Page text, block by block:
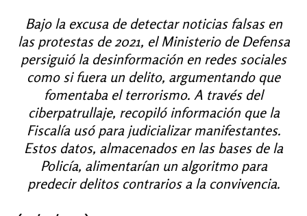
Bajo la excusa de detectar noticias falsas en
las protestas de 2021, el Ministerio de Defensa
persiguió la desinformación en redes sociales
como si fuera un delito, argumentando que
fomentaba el terrorismo. A través del
ciberpatrullaje, recopiló información que la
Fiscalía usó para judicializar manifestantes.
Estos datos, almacenados en las bases de la
Policía, alimentarían un algoritmo para
predecir delitos contrarios a la convivencia.